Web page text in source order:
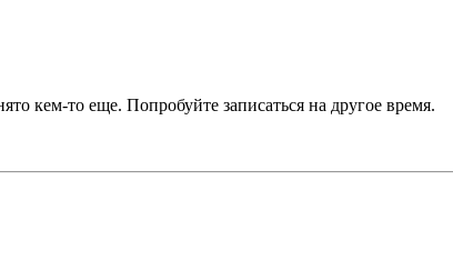
кем-то еще. Попробуйте записаться на другое время.